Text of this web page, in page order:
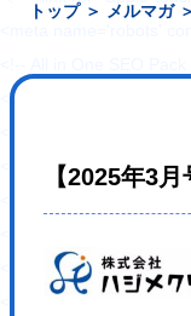
トップ ＞ メルマガ ＞
【2025年3
<meta name='robots'
<link rel="canonical"
<link rel='dns-prefetch'
<link rel="alternate"
<script type="text/